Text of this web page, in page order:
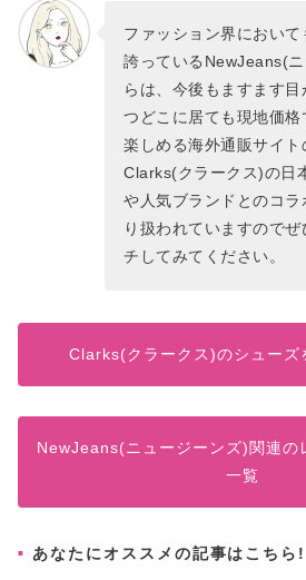
ファッション界におい
誇っているNewJeans(
らは、今後もますます
つどこに居ても現地価
楽しめる海外通販サイト
Clarks(クラークス)の日
や人気ブランドとのコラ
り扱われていますので
チしてみてください。
Clarks(クラークス)のシューズ
NewJeans(ニュージーンズ)関連の
一覧
あなたにオススメの記事はこちら!